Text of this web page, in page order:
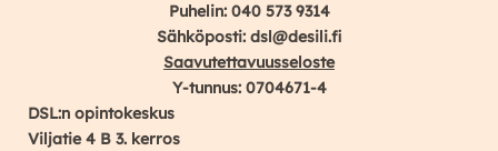
Puhelin: 040 573 9314
Sähköposti: dsl@desili.fi
Saavutettavuusseloste
Y-tunnus: 0704671-4
DSL:n opintokeskus
Viljatie 4 B 3. kerros